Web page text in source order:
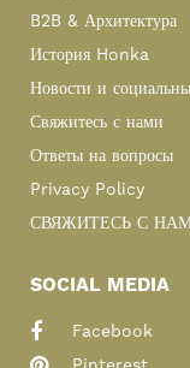
B2B & Архитектура
История Honka
Новости и
Свяжитесь с нами
Ответы на вопросы
Privacy Policy
СВЯЖИТЕСЬ С
SOCIAL MEDIA
Facebook